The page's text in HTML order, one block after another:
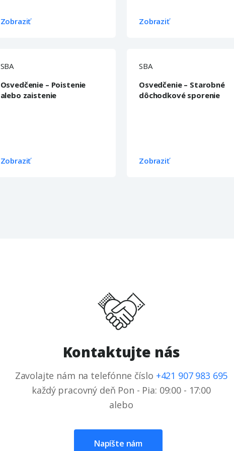
Zobraziť Zobraziť
SBA
Osvedčenie – Poistenie
alebo zaistenie
Zobraziť
SBA
Osvedčenie – Starobné
dôchodkové sporenie
Zobraziť
Kontaktujte nás
Zavolajte nám na telefónne číslo +421 907 983 695
každý pracovný deň Pon - Pia: 09:00 - 17:00
alebo
Napíšte nám